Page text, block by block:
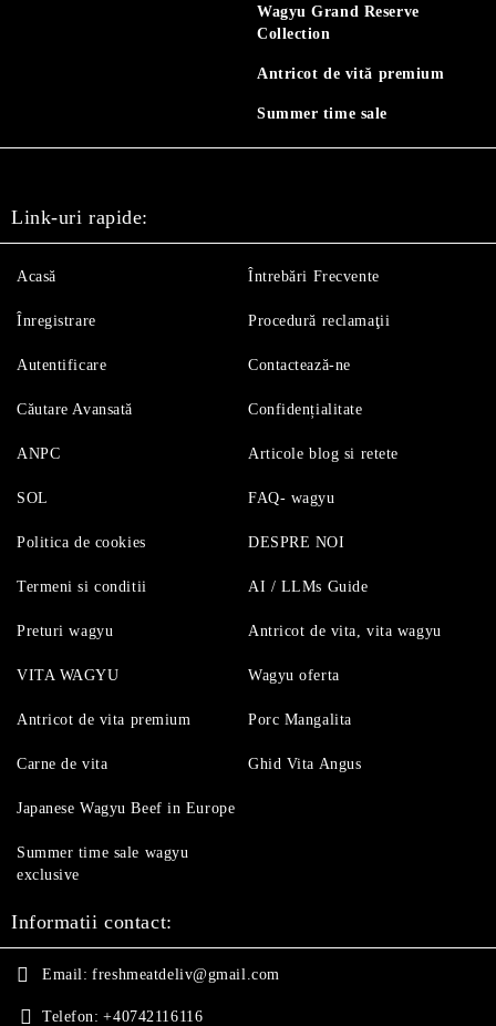
Wagyu Grand Reserve
Collection
Antricot de vită premium
Summer time sale
Link-uri rapide:
Acasă
Înregistrare
Autentificare
Căutare Avansată
Întrebări Frecvente
Procedură reclamaţii
Contactează-ne
Confidențialitate
ANPC
SOL
Politica de cookies
Termeni si conditii
Articole blog si retete
FAQ- wagyu
DESPRE NOI
AI / LLMs Guide
Preturi wagyu
VITA WAGYU
Antricot de vita premium
Carne de vita
Antricot de vita, vita wagyu
Wagyu oferta
Porc Mangalita
Ghid Vita Angus
Japanese Wagyu Beef in Europe
Summer time sale wagyu
exclusive
Informatii contact:
Email: freshmeatdeliv@gmail.com
Telefon: +40742116116